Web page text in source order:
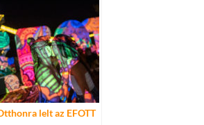
lelt az EFOTT